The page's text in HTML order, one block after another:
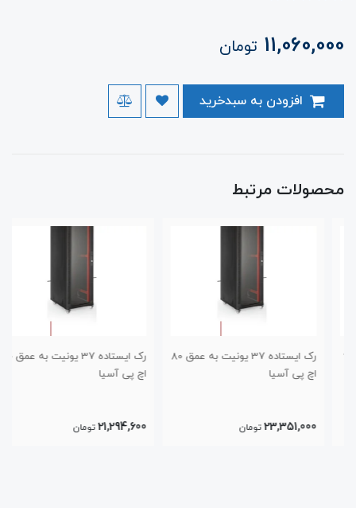
11,060,000 تومان
محصولات مرتبط
رک ایستاده 37 یونیت به عمق 80
اچ پی آسیا
23,351,000 تومان
رک ایستاده 37 یونیت به عمق 60
اچ پی آسیا
21,294,600 تومان